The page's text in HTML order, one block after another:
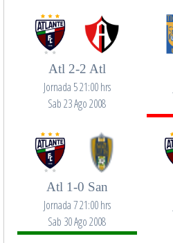
Atl 2-2 Atl
Jornada 5 21:00 hrs
Sab 23 Ago 2008
Atl 1-0 San
Jornada 7 21:00 hrs
Sab 30 Ago 2008